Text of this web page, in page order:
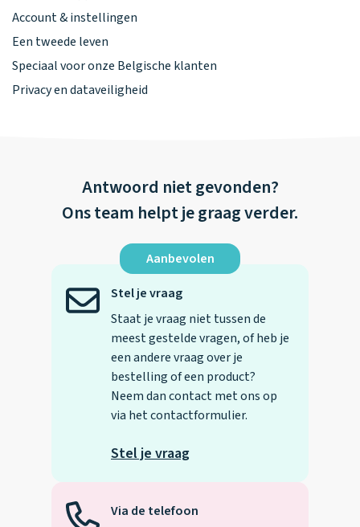
Account & instellingen
Een tweede leven
Speciaal voor onze Belgische klanten
Privacy en dataveiligheid
Antwoord niet gevonden?
Ons team helpt je graag verder.
Via de telefoon
Aanbevolen
Stel je vraag
Staat je vraag niet tussen de
meest gestelde vragen, of heb je
een andere vraag over je
bestelling of een product?
Neem dan contact met ons op
via het contactformulier.
Stel je vraag